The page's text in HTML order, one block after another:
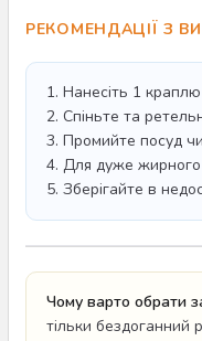
РЕКОМЕНДАЦІЇ З
1. Нанесіть 1
2. Спіньте та
3. Промийте посуд
4. Для дуже жирного
5. Зберігайте в
Чому варто обрати
тільки бездоганний